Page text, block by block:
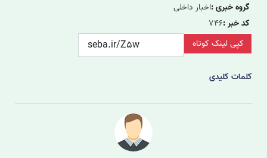
گروه خبری :اخبار داخلی
کد خبر :746
کپی لینک کوتاه
کلمات کلیدی